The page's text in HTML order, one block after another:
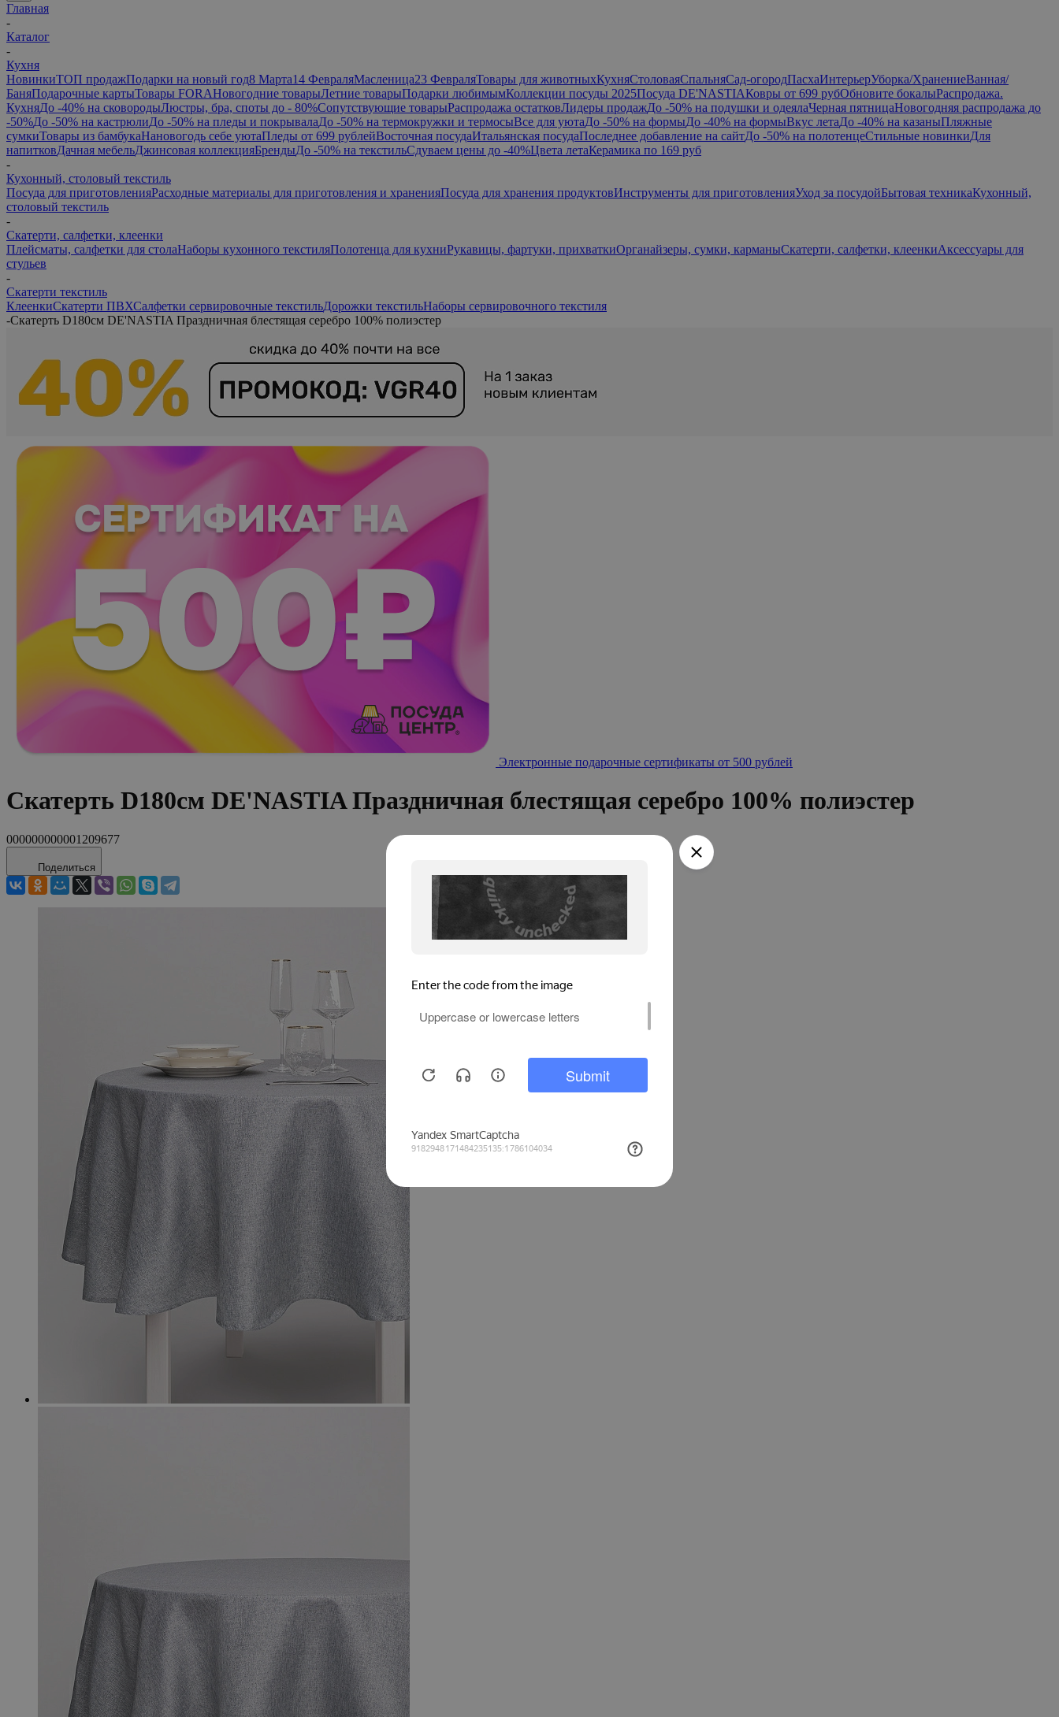
Главная
-
Каталог
-
Кухня
НовинкиТОП продажПодарки на новый год8 Марта14 ФевраляМасленица23 ФевраляТовары для животныхКухняСтоловаяСпальняСад-огородПасхаИнтерьерУборка/ХранениеВанная/
БаняПодарочные картыТовары FORAНовогодние товарыЛетние товарыПодарки любимымКоллекции посуды 2025Посуда DE'NASTIAКовры от 699 рубОбновите бокалыРаспродажа.
КухняДо -40% на сковородыЛюстры, бра, споты до - 80%Сопутствующие товарыРаспродажа остатковЛидеры продажДо -50% на подушки и одеялаЧерная пятницаНовогодняя распродажа до
-50%До -50% на кастрюлиДо -50% на пледы и покрывалаДо -50% на термокружки и термосыВсе для уютаДо -50% на формыДо -40% на формыВкус летаДо -40% на казаныПляжные
сумкиТовары из бамбукаНановогодь себе уютаПледы от 699 рублейВосточная посудаИтальянская посудаПоследнее добавление на сайтДо -50% на полотенцеСтильные новинкиДля
напитковДачная мебельДжинсовая коллекцияБрендыДо -50% на текстильСдуваем цены до -40%Цвета летаКерамика по 169 руб
-
Кухонный, столовый текстиль
Посуда для приготовленияРасходные материалы для приготовления и храненияПосуда для хранения продуктовИнструменты для приготовленияУход за посудойБытовая техникаКухонный,
столовый текстиль
-
Скатерти, салфетки, клеенки
Плейсматы, салфетки для столаНаборы кухонного текстиляПолотенца для кухниРукавицы, фартуки, прихваткиОрганайзеры, сумки, карманыСкатерти, салфетки, клеенкиАксессуары для
стульев
-
Скатерти текстиль
КлеенкиСкатерти ПВХСалфетки сервировочные текстильДорожки текстильНаборы сервировочного текстиля
-Скатерть D180см DE'NASTIA Праздничная блестящая серебро 100% полиэстер
Электронные подарочные сертификаты от 500 рублей
Скатерть D180см DE'NASTIA Праздничная блестящая серебро 100% полиэстер
000000000001209677
Поделиться